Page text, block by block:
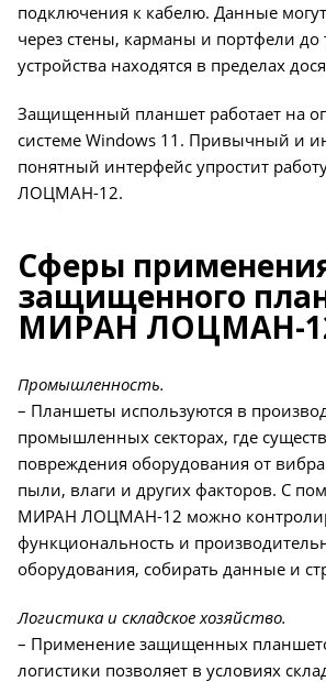
подключения к кабелю. Данные могут
через стены, карманы и портфели до
устройства находятся в пределах
Защищенный планшет работает на
системе Windows 11. Привычный и
понятный интерфейс упростит
ЛОЦМАН-12.
Сферы
защищенного
МИРАН ЛОЦМАН-
Промышленность.
– Планшеты используются в
промышленных секторах, где
повреждения оборудования от
пыли, влаги и других факторов. С
МИРАН ЛОЦМАН-12 можно
функциональность и
оборудования, собирать данные и
Логистика и складское хозяйство.
– Применение защищенных
логистики позволяет в условиях